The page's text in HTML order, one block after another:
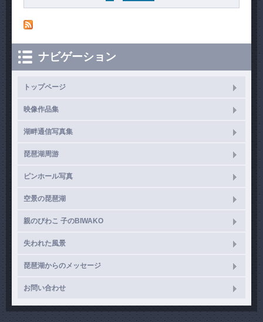
ナビゲーション
トップページ
映像作品集
湖畔通信写真集
琵琶湖周游
ピンホール写真
空景の琵琶湖
親のびわこ 子のBIWAKO
失われた風景
琵琶湖からのメッセージ
お問い合わせ